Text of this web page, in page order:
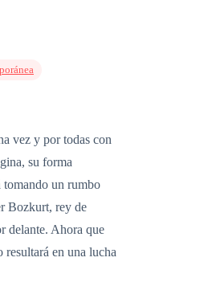
vez y por todas con
su forma
tomando un rumbo
Bozkurt, rey de
delante. Ahora que
resultará en una lucha